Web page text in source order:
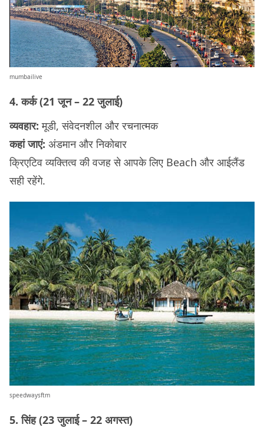
mumbailive
4. कर्क (21 जून – 22 जुलाई)
व्यवहार: मूडी, संवेदनशील और रचनात्मक
कहां जाएं: अंडमान और निकोबार
क्रिएटिव व्यक्तित्व की वजह से आपके लिए Beach और आईलैंड
सही रहेंगे.
speedwaysftm
5. सिंह (23 जुलाई – 22 अगस्त)